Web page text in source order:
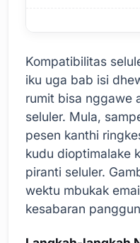
Kompatibilitas
iku uga bab isi
rumit bisa nggawe
seluler. Mula,
pesen kanthi
kudu dioptimalake
piranti seluler.
wektu mbukak
kesabaran